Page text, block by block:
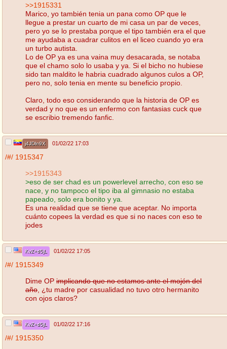
>>1915331
Marico, yo también tenia un pana como OP que le
llegue a prestar un cuarto de mi casa un par de veces,
pero yo se lo prestaba porque el tipo también era el que
me ayudaba a cuadrar culitos en el liceo cuando yo era
un turbo autista.
Lo de OP ya es una vaina muy desacarada, se notaba
que el chamo solo lo usaba y ya. Si el bicho no hubiese
sido tan maldito le habria cuadrado algunos culos a OP,
pero no, solo tenia en mente su beneficio propio.
Claro, todo eso considerando que la historia de OP es
verdad y no que es un enfermo con fantasias cuck que
se escribio tremendo fanfic.
j4JDln9X 01/02/22 17:03
/#/ 1915347
>>1915343
>eso de ser chad es un powerlevel arrecho, con eso se
nace, y no tampoco el tipo iba al gimnasio no estaba
papeado, solo era bonito y ya.
Es una realidad que se tiene que aceptar. No importa
cuánto copees la verdad es que si no naces con eso te
jodes
KvZ+d5jL 01/02/22 17:05
/#/ 1915349
Dime OP implicando que no estamos ante el mojón del
año , ¿tu madre por casualidad no tuvo otro hermanito
con ojos claros?
KvZ+d5jL 01/02/22 17:16
/#/ 1915350